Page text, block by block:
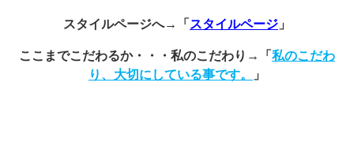
スタイルページへ→「 スタイルページ 」
ここまでこだわるか・・・私のこだわり→「 私のこだわ
り、大切にしている事です。
」